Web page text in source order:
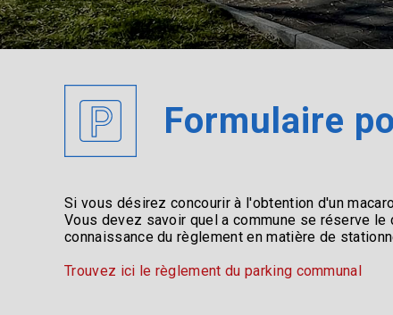
Formulaire
Si vous désirez concourir à l'obtention d'un
Vous devez savoir quel a commune se réserve
connaissance du règlement en matière de
Trouvez ici le règlement du parking communal